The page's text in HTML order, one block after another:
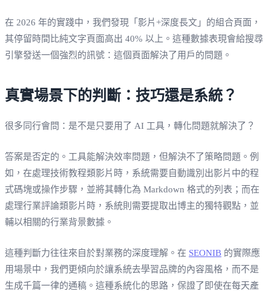
在 2026 年的實踐中，我們發現「影片+深度長文」的組合頁面，
其停留時間比純文字頁面高出 40% 以上。這種數據表現會給搜尋
引擎發送一個強烈的訊號：這個頁面解決了用戶的問題。
真實場景下的判斷：技巧還是系統？
很多同行會問：是不是只要用了 AI 工具，轉化問題就解決了？
答案是否定的。工具能解決效率問題，但解決不了策略問題。例
如，在處理技術教程類影片時，系統需要自動識別出影片中的程
式碼塊或操作步驟，並將其轉化為 Markdown 格式的列表；而在
處理行業評論類影片時，系統則需要提取出博主的獨特觀點，並
輔以相關的行業背景數據。
這種判斷力往往來自於對業務的深度理解。在 SEONIB 的實際應
用場景中，我們更傾向於讓系統去學習品牌的內容風格，而不是
生成千篇一律的通稿。這種系統化的思路，保證了即使在每天產